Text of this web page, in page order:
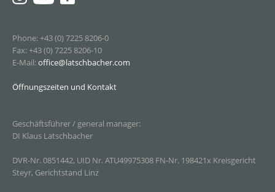
Phone: +43 (0) 7225 8206-0
Fax: +43 (0) 7225 8206-10
E-Mail:office@latschbacher.com
Öffnungszeiten und Kontakt
Geschäftsführer / general manager:
DI Klaus Latschbacher
DVR-Nr. 0851442, UID Nr. ATU49975308 FN-Nr. 198421x Kreisgericht
Steyr, Gerichtstand Linz